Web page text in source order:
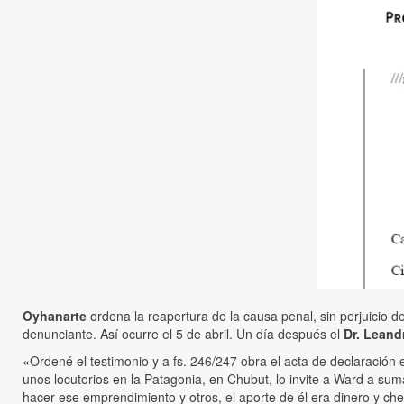
Oyhanarte ordena la reapertura de la causa penal, sin perjuicio
denunciante. Así ocurre el 5 de abril. Un día después el Dr.
«Ordené el testimonio y a fs. 246/247 obra el acta de
unos locutorios en la Patagonia, en Chubut, lo invite a Ward a
hacer ese emprendimiento y otros, el aporte de él era dinero y